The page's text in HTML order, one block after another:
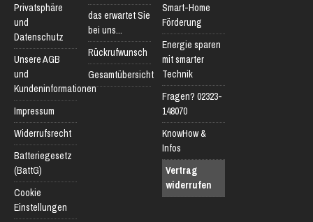
Privatsphäre
und
Datenschutz
Unsere AGB
und
Kundeninformationen
Impressum
Widerrufsrecht
Batteriegesetz
(BattG)
Cookie
Einstellungen
das erwartet Sie
bei uns...
Rückrufwunsch
Gesamtübersicht
Smart-Home
Förderung
Energie sparen
mit smarter
Technik
Fragen? 02323-
148070
KnowHow &
Infos
Vertrag
widerrufen